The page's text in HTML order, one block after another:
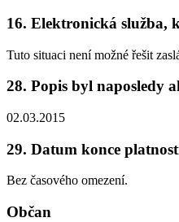
16. Elektronická služba,
Tuto situaci není možné řešit
28. Popis byl naposledy
02.03.2015
29. Datum konce
Bez časového omezení.
Občan